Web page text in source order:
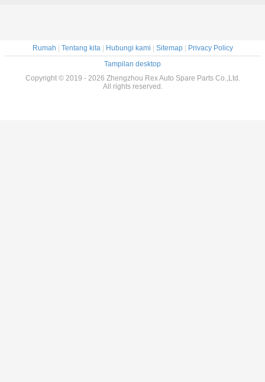
Rumah | Tentang kita| Hubungi kami | Sitemap| Privacy Policy
Tampilan desktop
Copyright © 2019 - 2026 Zhengzhou Rex Auto Spare Parts Co.,Ltd.
All rights reserved.